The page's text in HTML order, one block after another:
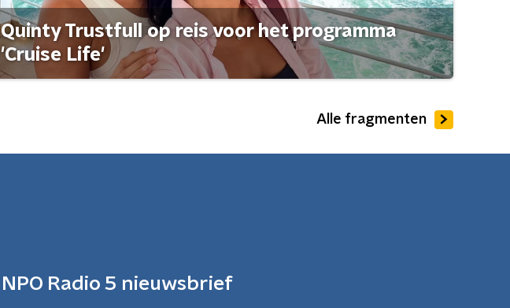
Quinty Trustfull op reis voor het programma
'Cruise Life'
Alle fragmenten
NPO Radio 5 nieuwsbrief